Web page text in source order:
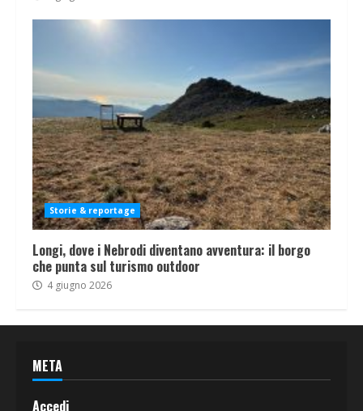
Storie & reportage
Longi, dove i Nebrodi diventano avventura: il borgo
che punta sul turismo outdoor
4 giugno 2026
META
Accedi